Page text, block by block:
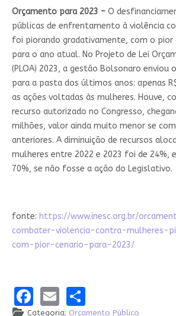
Orçamento para 2023 – O
públicas de enfrentamento à violência
foi piorando gradativamente, com o pior
para o ano atual. No Projeto de Lei
(PLOA) 2023, a gestão Bolsonaro enviou
para a pasta dos últimos anos: apenas
as ações voltadas às mulheres. Houve,
recurso autorizado no Congresso,
milhões, valor ainda muito menor se
anteriores. A diminuição de recursos
mulheres entre 2022 e 2023 foi de 24%,
70%, se não fosse a ação do Legislativo.
fonte: https://www.inesc.org.br/
combater-violencia-contra-mulheres-
com-pior-cenario-para-2023/
Facebook
EmailShare
Categoria: Orçamento Público